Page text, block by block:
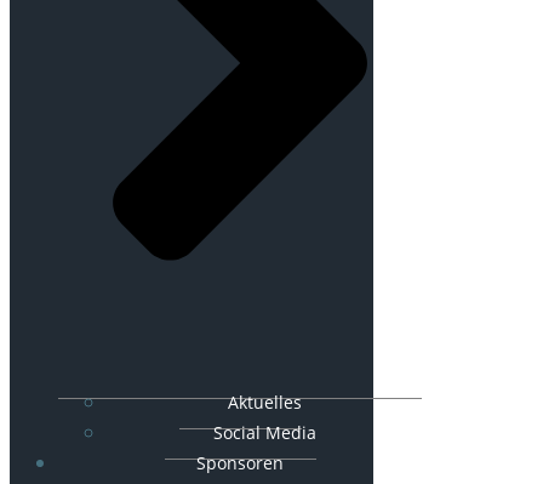
Aktuelles
Social Media
Sponsoren